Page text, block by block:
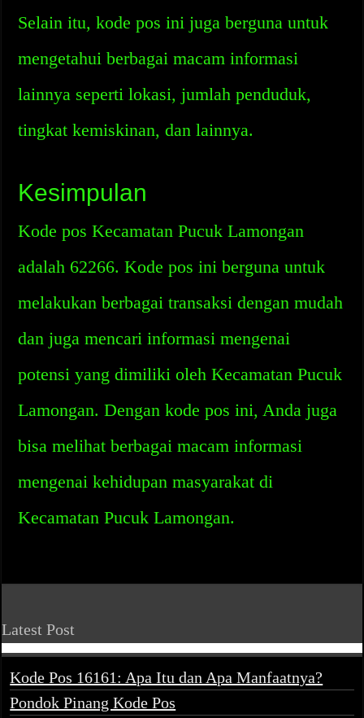
Selain itu, kode pos ini juga berguna untuk
mengetahui berbagai macam informasi
lainnya seperti lokasi, jumlah penduduk,
tingkat kemiskinan, dan lainnya.
Kesimpulan
Kode pos Kecamatan Pucuk Lamongan
adalah 62266. Kode pos ini berguna untuk
melakukan berbagai transaksi dengan mudah
dan juga mencari informasi mengenai
potensi yang dimiliki oleh Kecamatan Pucuk
Lamongan. Dengan kode pos ini, Anda juga
bisa melihat berbagai macam informasi
mengenai kehidupan masyarakat di
Kecamatan Pucuk Lamongan.
Latest Post
Kode Pos 16161: Apa Itu dan Apa Manfaatnya?
Pondok Pinang Kode Pos